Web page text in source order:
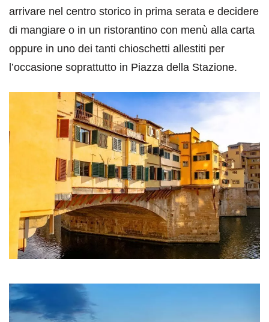
arrivare nel centro storico in prima serata e decidere
di mangiare o in un ristorantino con menù alla carta
oppure in uno dei tanti chioschetti allestiti per
l’occasione soprattutto in Piazza della Stazione.